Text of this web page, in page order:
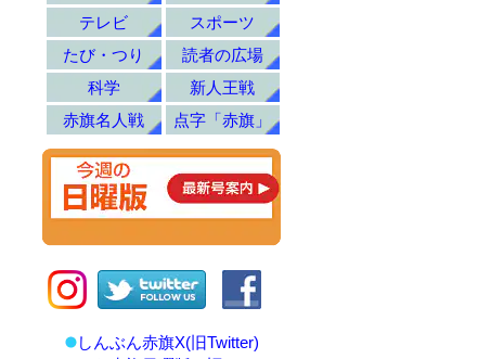
テレビ
スポーツ
たび・つり
読者の広場
科学
新人王戦
赤旗名人戦
点字「赤旗」
しんぶん赤旗X(旧Twitter)